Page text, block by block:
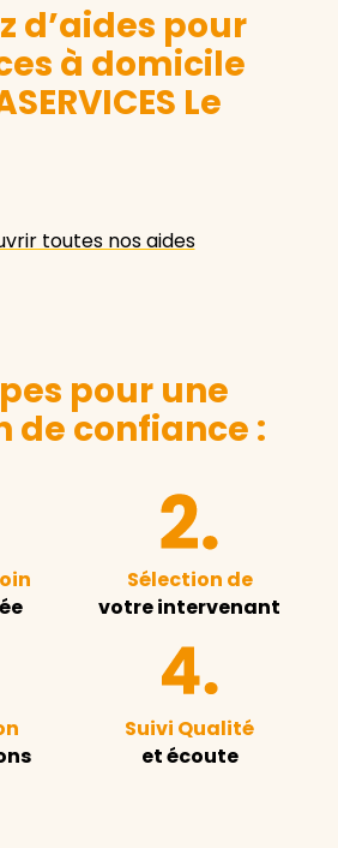
d’aides pour
à domicile
Le
toutes nos aides
pour une
de confiance :
Sélection de
votre intervenant
Suivi Qualité
et écoute